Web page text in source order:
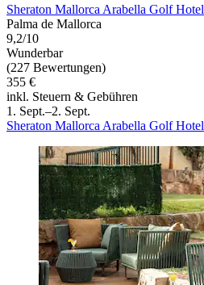
Sheraton Mallorca Arabella Golf Hotel
Palma de Mallorca
9,2/10
Wunderbar
(227 Bewertungen)
355 €
inkl. Steuern & Gebühren
1. Sept.–2. Sept.
Sheraton Mallorca Arabella Golf Hotel